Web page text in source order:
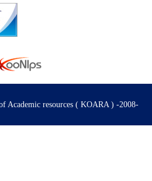
Academic resources ( KOARA ) -2008-